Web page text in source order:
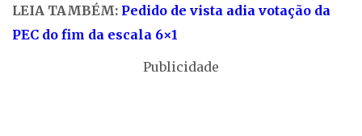
LEIA TAMBÉM: Pedido de vista adia votação da
PEC do fim da escala 6×1
Publicidade